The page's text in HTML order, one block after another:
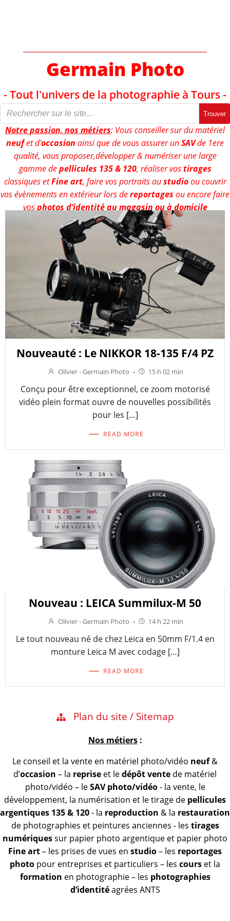
Germain Photo
- Tout l'univers de la photographie à Tours -
Trouver
Notre passion, nos métiers: Vous conseiller sur du matériel
neufet d'occasion ainsi que de vous assurer unSAVde 1ere
qualité, vous proposer,développer & numériser une large
gamme depellicules 135 & 120, réaliser vostirages
classiques etFine art, faire vos portraits austudioou couvrir
vos évènements en extérieur lors dereportages ou encore faire
vosphotos d’identité au magasin ou à domicile
Nouveauté : Le NIKKOR 18-135 F/4 PZ
Olivier - Germain Photo - 15 h 02 min
Conçu pour être exceptionnel, ce zoom motorisé
vidéo plein format ouvre de nouvelles possibilités
pour les […]
READ MORE
Nouveau : LEICA Summilux-M 50
Olivier - Germain Photo - 14 h 22 min
Le tout nouveau né de chez Leica en 50mm F/1.4 en
monture Leica M avec codage […]
READ MORE
Plan du site / Sitemap
Nos métiers:
Le conseil et la vente en matériel photo/vidéo neuf&
d’occasion – la reprise et ledépôt vente de matériel
photo/vidéo – leSAV photo/vidéo- la vente, le
développement, la numérisation et le tirage de pellicules
argentiques 135 & 120- la reproduction & la restauration
de photographies et peintures anciennes - les tirages
numériquessur papier photo argentique et papier photo
Fine art– les prises de vues en studio– les reportages
photo pour entreprises et particuliers – les cours et la
formation en photographie – les photographies
d’identitéagrées ANTS